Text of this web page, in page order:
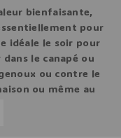
bienfaisante,
pour
idéale le soir pour
le canapé ou
ou contre le
ou même au